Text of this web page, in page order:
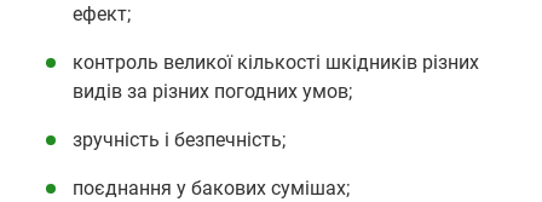
ефект;
контроль великої кількості шкідників різних
видів за різних погодних умов;
зручність і безпечність;
поєднання у бакових сумішах;